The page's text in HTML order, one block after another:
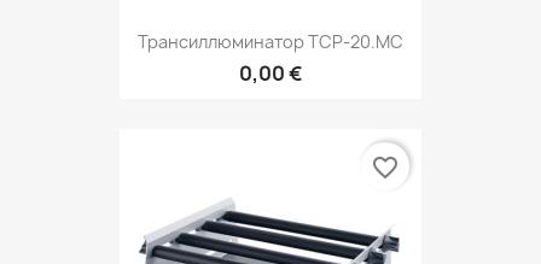
Трансиллюминатор TCP-20.MC
0,00 €
favorite_border